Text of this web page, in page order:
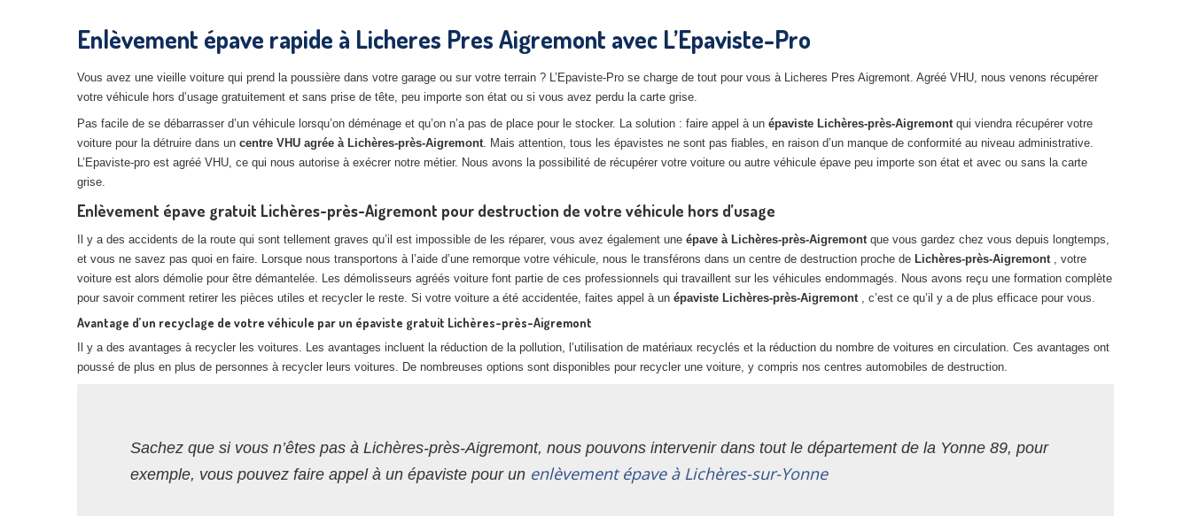
Enlèvement épave rapide à Licheres Pres Aigremont avec L’Epaviste-Pro
Vous avez une vieille voiture qui prend la poussière dans votre garage ou sur votre terrain ? L’Epaviste-Pro se charge de tout pour vous à Licheres Pres Aigremont. Agréé VHU, nous venons récupérer
votre véhicule hors d’usage gratuitement et sans prise de tête, peu importe son état ou si vous avez perdu la carte grise.
Pas facile de se débarrasser d’un véhicule lorsqu’on déménage et qu’on n’a pas de place pour le stocker. La solution : faire appel à un épaviste Lichères-près-Aigremontqui viendra récupérer votre
voiture pour la détruire dans un centre VHU agrée à Lichères-près-Aigremont. Mais attention, tous les épavistes ne sont pas fiables, en raison d’un manque de conformité au niveau administrative.
L’Epaviste-pro est agréé VHU, ce qui nous autorise à exécrer notre métier. Nous avons la possibilité de récupérer votre voiture ou autre véhicule épave peu importe son état et avec ou sans la carte
grise.
Enlèvement épave gratuit Lichères-près-Aigremont pour destruction de votre véhicule hors d’usage
Il y a des accidents de la route qui sont tellement graves qu’il est impossible de les réparer, vous avez également une épave à Lichères-près-Aigremont que vous gardez chez vous depuis longtemps,
et vous ne savez pas quoi en faire. Lorsque nous transportons à l’aide d’une remorque votre véhicule, nous le transférons dans un centre de destruction proche de Lichères-près-Aigremont , votre
voiture est alors démolie pour être démantelée. Les démolisseurs agréés voiture font partie de ces professionnels qui travaillent sur les véhicules endommagés. Nous avons reçu une formation complète
pour savoir comment retirer les pièces utiles et recycler le reste. Si votre voiture a été accidentée, faites appel à un épaviste Lichères-près-Aigremont , c’est ce qu’il y a de plus efficace pour vous.
Avantage d’un recyclage de votre véhicule par un épaviste gratuit Lichères-près-Aigremont
Il y a des avantages à recycler les voitures. Les avantages incluent la réduction de la pollution, l’utilisation de matériaux recyclés et la réduction du nombre de voitures en circulation. Ces avantages ont
poussé de plus en plus de personnes à recycler leurs voitures. De nombreuses options sont disponibles pour recycler une voiture, y compris nos centres automobiles de destruction.
Sachez que si vous n’êtes pas à Lichères-près-Aigremont, nous pouvons intervenir dans tout le département de la Yonne 89, pour
exemple, vous pouvez faire appel à un épaviste pour un enlèvement épave à Lichères-sur-Yonne